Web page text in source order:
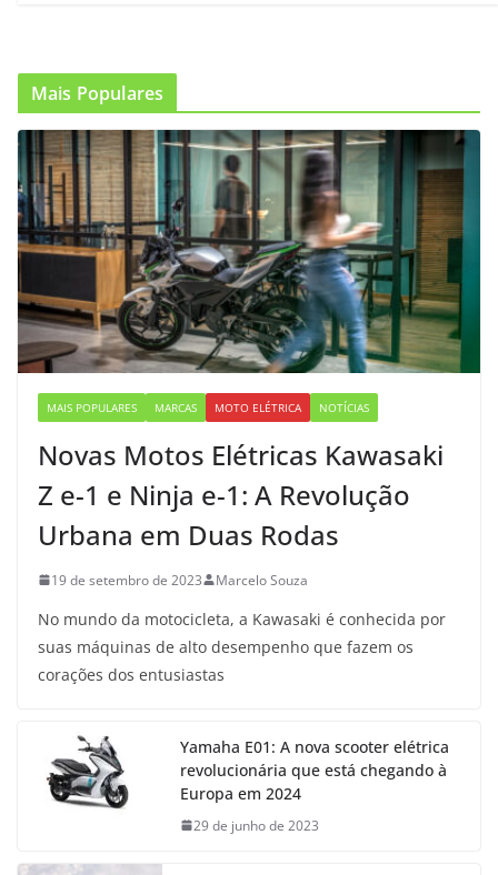
Mais Populares
MAIS POPULARES MARCAS MOTO ELÉTRICA NOTÍCIAS
Novas Motos Elétricas Kawasaki
Z e-1 e Ninja e-1: A Revolução
Urbana em Duas Rodas
19 de setembro de 2023 Marcelo Souza
No mundo da motocicleta, a Kawasaki é conhecida por
suas máquinas de alto desempenho que fazem os
corações dos entusiastas
Yamaha E01: A nova scooter elétrica
revolucionária que está chegando à
Europa em 2024
29 de junho de 2023